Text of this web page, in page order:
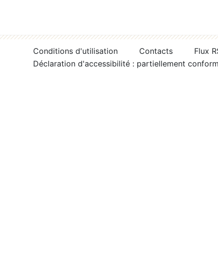
Conditions d'utilisation Contacts
Flux
Déclaration d'accessibilité : partiellement